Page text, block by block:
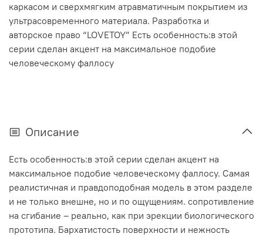
каркасом и сверхмягким атравматичным покрытием из
ультрасовременного материала. Разработка и
авторское право “LOVETOY” Есть особенность:в этой
серии сделан акцент на максимальное подобие
человеческому фаллосу
Описание
Есть особенность:в этой серии сделан акцент на
максимальное подобие человеческому фаллосу. Самая
реалистичная и правдоподобная модель в этом разделе
и не только внешне, но и по ощущениям. сопротивление
на сгибание – реально, как при эрекции биологического
прототипа. Бархатистость поверхности и нежность